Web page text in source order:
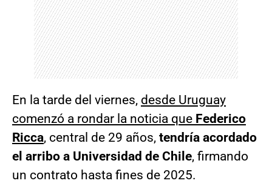
En la tarde del viernes, desde Uruguay
comenzó a rondar la noticia que Federico
Ricca, central de 29 años, tendría acordado
el arribo a Universidad de Chile, firmando
un contrato hasta fines de 2025.